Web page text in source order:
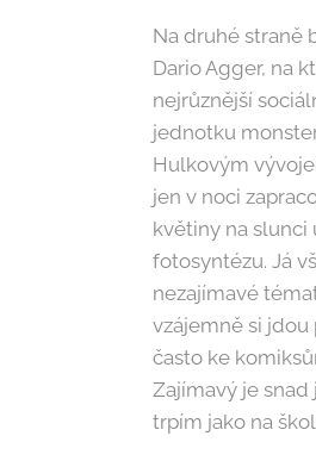
Na druhé straně
Dario Agger, na
nejrůznější
jednotku
Hulkovým
jen v noci
květiny na slunci
fotosyntézu. Já
nezajímavé
vzájemně si jdou
často ke
Zajímavý je snad
trpím jako na